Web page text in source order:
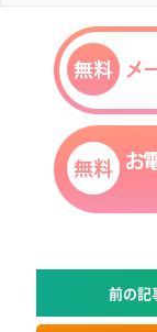
前の記